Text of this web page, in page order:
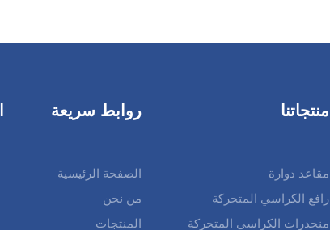
منتجاتنا
مقاعد دوارة
رافع الكراسي المتحركة
منحدرات الكراسي المتحركة
روابط سريعة
الصفحة الرئيسية
من نحن
المنتجات